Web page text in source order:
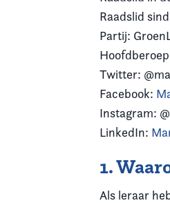
Raadslid
Partij:
Twitter:
Facebook:
Instagram:
LinkedIn:
1.
Als leraar